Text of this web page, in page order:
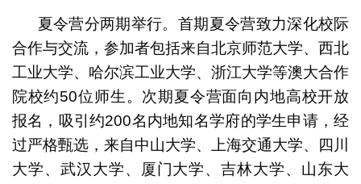
夏令营分两期举行。首期夏令营致力深化校际
合作与交流，参加者包括来自北京师范大学、西北
工业大学、哈尔滨工业大学、浙江大学等澳大合作
院校约50位师生。次期夏令营面向内地高校开放
报名，吸引约200名内地知名学府的学生申请，经
过严格甄选，来自中山大学、上海交通大学、四川
大学、武汉大学、厦门大学、吉林大学、山东大